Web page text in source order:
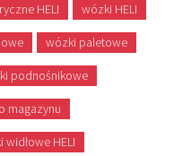
HELI wózki HELI
wózki paletowe
podnośnikowe
magazynu
widłowe HELI